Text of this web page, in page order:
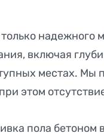
включая
местах. Мы
этом
пола